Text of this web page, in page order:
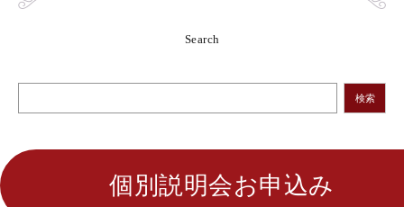
Search
検索
個別説明会お申込み